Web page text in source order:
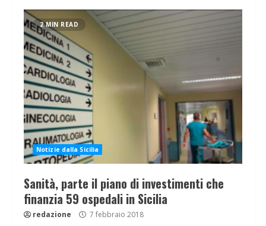
2 MIN READ
Notizie dalla Sicilia
Sanità, parte il piano di investimenti che
finanzia 59 ospedali in Sicilia
redazione 7 febbraio 2018